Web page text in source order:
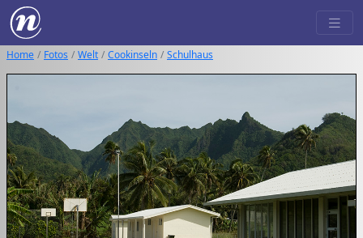
Home Fotos Welt Cookinseln Schulhaus